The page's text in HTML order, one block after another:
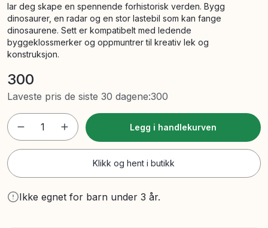
lar deg skape en spennende forhistorisk verden. Bygg
dinosaurer, en radar og en stor lastebil som kan fange
dinosaurene. Sett er kompatibelt med ledende
byggeklossmerker og oppmuntrer til kreativ lek og
konstruksjon.
300
Laveste pris de siste 30 dagene:300
1 Legg i handlekurven
Klikk og hent i butikk
Ikke egnet for barn under 3 år.